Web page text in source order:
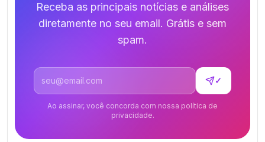
Receba as principais notícias e análises
diretamente no seu email. Grátis e sem
spam.
Endereço de email
✓
Ao assinar, você concorda com nossa política de
privacidade.